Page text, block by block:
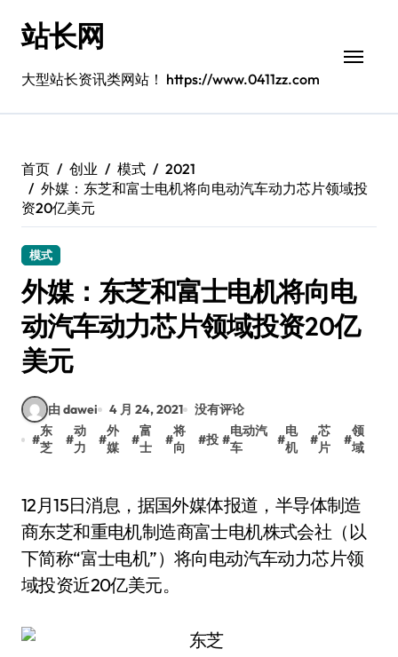
站长网
大型站长资讯类网站！ https://www.0411zz.com
首页 创业 模式
2021
外媒：东芝和富士电机将向电动汽车动力芯片领域投
资20亿美元
模式
外媒：东芝和富士电机将向电
动汽车动力芯片领域投资20亿
美元
由 dawei 4 月 24, 2021
没有评论
#
东
芝
#
动
力
#
外
媒
#
富
士
#
将
向
#投 #
电动汽
车
#
电
机
#
芯
片
#
领
域
12月15日消息，据国外媒体报道，半导体制造
商东芝和重电机制造商富士电机株式会社（以
下简称“富士电机”）将向电动汽车动力芯片领
域投资近20亿美元。